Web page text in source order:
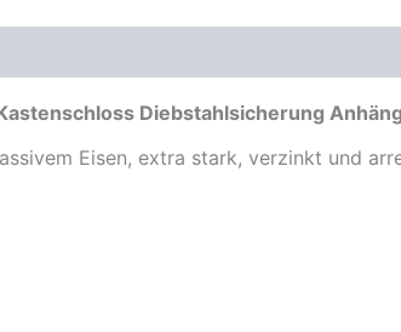
Diebstahlsicherung
Eisen, extra stark, verzinkt und